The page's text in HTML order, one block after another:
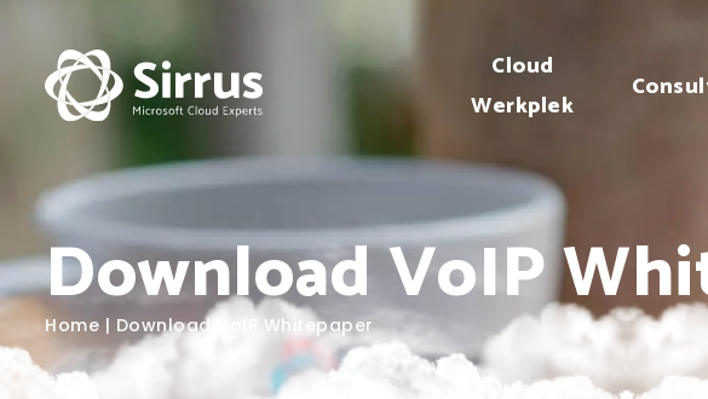
Cloud
Werkplek
Download VoIP
Home | Download VoIP Whitepaper